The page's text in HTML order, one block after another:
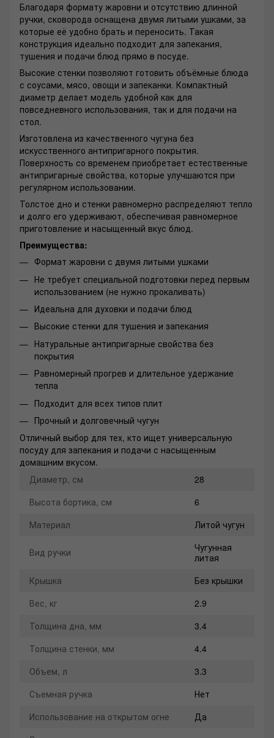
Благодаря формату жаровни и отсутствию длинной
ручки, сковорода оснащена двумя литыми ушками, за
которые её удобно брать и переносить. Такая
конструкция идеально подходит для запекания,
тушения и подачи блюд прямо в посуде.
Высокие стенки позволяют готовить объёмные блюда
с соусами, мясо, овощи и запеканки. Компактный
диаметр делает модель удобной как для
повседневного использования, так и для подачи на
стол.
Изготовлена из качественного чугуна без
искусственного антипригарного покрытия.
Поверхность со временем приобретает естественные
антипригарные свойства, которые улучшаются при
регулярном использовании.
Толстое дно и стенки равномерно распределяют тепло
и долго его удерживают, обеспечивая равномерное
приготовление и насыщенный вкус блюд.
Преимущества:
Формат жаровни с двумя литыми ушками
Не требует специальной подготовки перед первым
использованием (не нужно прокаливать)
Идеальна для духовки и подачи блюд
Высокие стенки для тушения и запекания
Натуральные антипригарные свойства без
покрытия
Равномерный прогрев и длительное удержание
тепла
Подходит для всех типов плит
Прочный и долговечный чугун
Отличный выбор для тех, кто ищет универсальную
посуду для запекания и подачи с насыщенным
домашним вкусом.
Диаметр, см
28
Высота бортика, см
6
Материал
Литой чугун
Вид ручки
Чугунная
литая
Крышка
Без крышки
Вес, кг
2.9
Толщина дна, мм
3.4
Толщина стенки, мм
4.4
Объем, л
3.3
Съемная ручка
Нет
Использование на открытом огне
Да